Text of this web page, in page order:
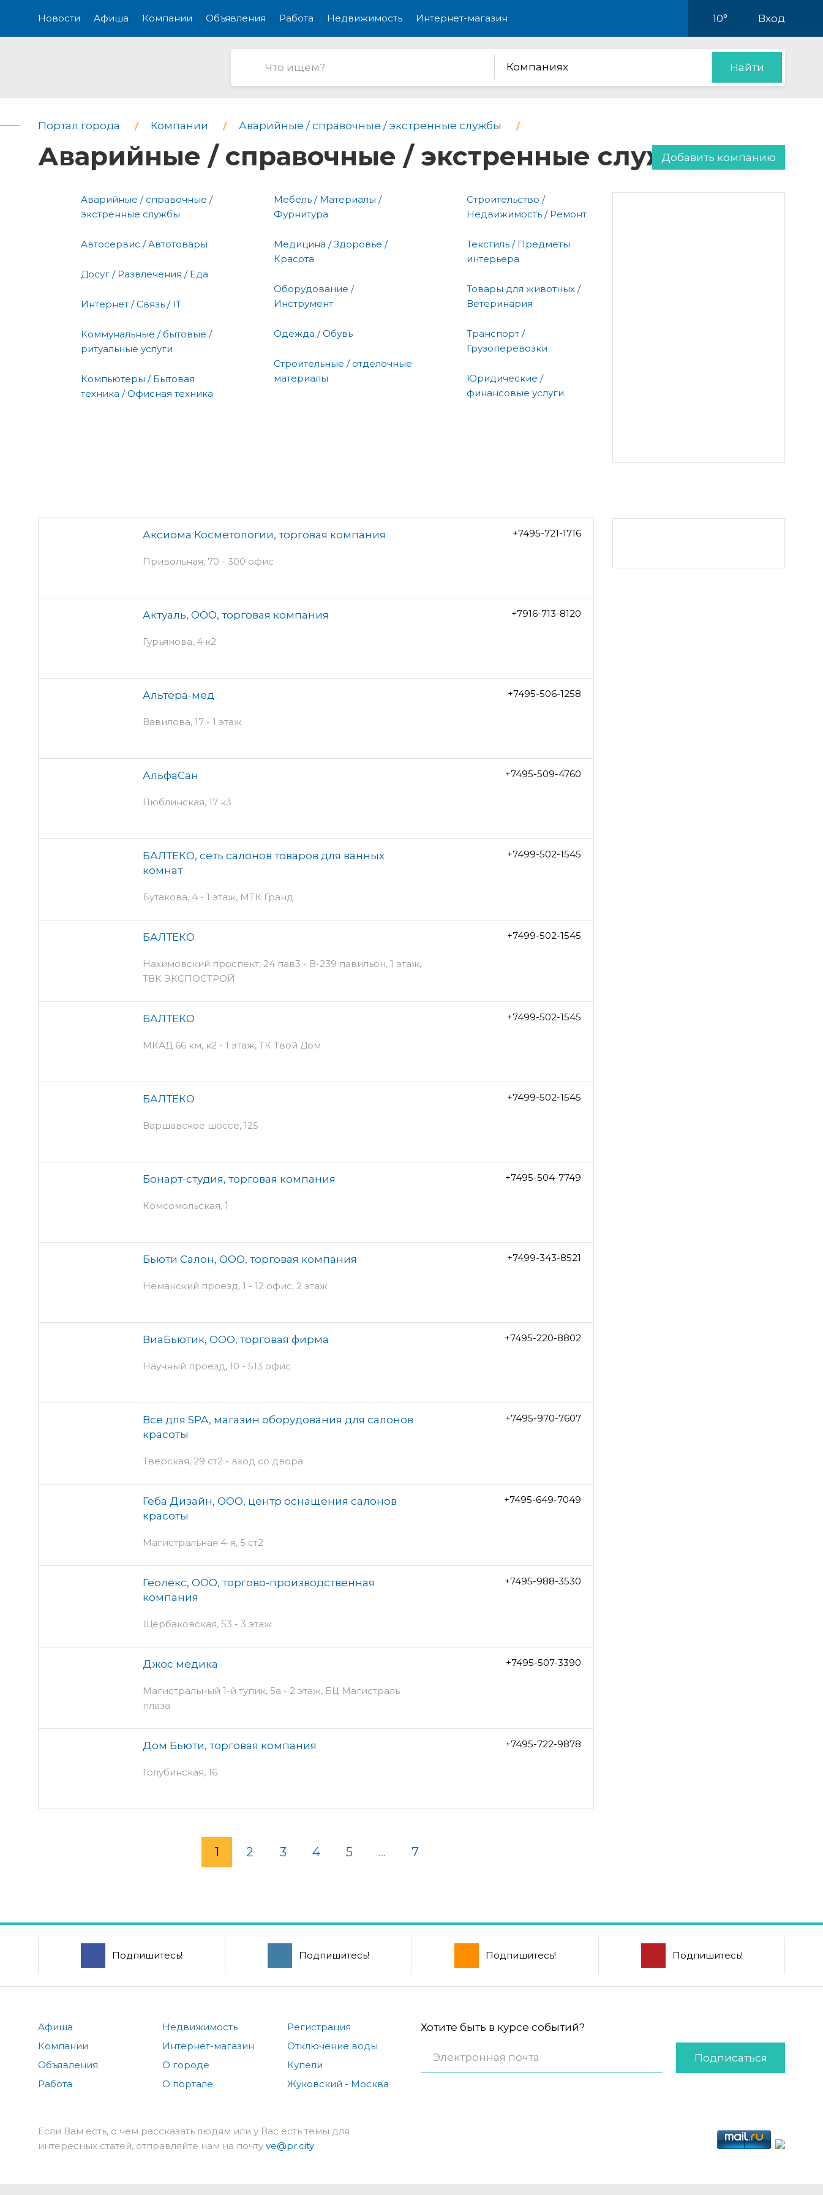
Новости Афиша Компании Объявления Работа Недвижимость Интернет-магазин 10° Вход
Компаниях Найти
Портал города Компании Аварийные / справочные / экстренные службы
Аварийные / справочные / экстренные службыДобавить компанию
Аварийные / справочные /
экстренные службы
Автосервис / Автотовары
Досуг / Развлечения / Еда
Интернет / Связь / IT
Коммунальные / бытовые /
ритуальные услуги
Компьютеры / Бытовая
техника / Офисная техника
Мебель / Материалы /
Фурнитура
Медицина / Здоровье /
Красота
Оборудование /
Инструмент
Одежда / Обувь
Строительные / отделочные
материалы
Строительство /
Недвижимость / Ремонт
Текстиль / Предметы
интерьера
Товары для животных /
Ветеринария
Транспорт /
Грузоперевозки
Юридические /
финансовые услуги
Аксиома Косметологии, торговая компания
Привольная, 70 - 300 офис
+7495-721-1716
Актуаль, ООО, торговая компания
Гурьянова, 4 к2
+7916-713-8120
Альтера-мед
Вавилова, 17 - 1 этаж
+7495-506-1258
АльфаСан
Люблинская, 17 к3
+7495-509-4760
БАЛТЕКО, сеть салонов товаров для ванных
комнат
Бутакова, 4 - 1 этаж, МТК Гранд
+7499-502-1545
БАЛТЕКО
Нахимовский проспект, 24 пав3 - В-239 павильон, 1 этаж,
ТВК ЭКСПОСТРОЙ
+7499-502-1545
БАЛТЕКО
МКАД 66 км, к2 - 1 этаж, ТК Твой Дом
+7499-502-1545
БАЛТЕКО
Варшавское шоссе, 125
+7499-502-1545
Бонарт-студия, торговая компания
Комсомольская, 1
+7495-504-7749
Бьюти Салон, ООО, торговая компания
Неманский проезд, 1 - 12 офис, 2 этаж
+7499-343-8521
ВиаБьютик, ООО, торговая фирма
Научный проезд, 10 - 513 офис
+7495-220-8802
Все для SPA, магазин оборудования для салонов
красоты
Тверская, 29 ст2 - вход со двора
+7495-970-7607
Геба Дизайн, ООО, центр оснащения салонов
красоты
Магистральная 4-я, 5 ст2
+7495-649-7049
Геолекс, ООО, торгово-производственная
компания
Щербаковская, 53 - 3 этаж
+7495-988-3530
Джос медика
Магистральный 1-й тупик, 5а - 2 этаж, БЦ Магистраль
плаза
+7495-507-3390
Дом Бьюти, торговая компания
Голубинская, 16
+7495-722-9878
1 2 3 4 5 ... 7
Подпишитесь! Подпишитесь! Подпишитесь! Подпишитесь!
Афиша
Компании
Объявления
Работа
Недвижимость
Интернет-магазин
О городе
О портале
Регистрация
Отключение воды
Купели
Жуковский - Москва
Хотите быть в курсе событий?
Подписаться
Если Вам есть, о чем рассказать людям или у Вас есть темы для
интересных статей, отправляйте нам на почту ve@pr.city